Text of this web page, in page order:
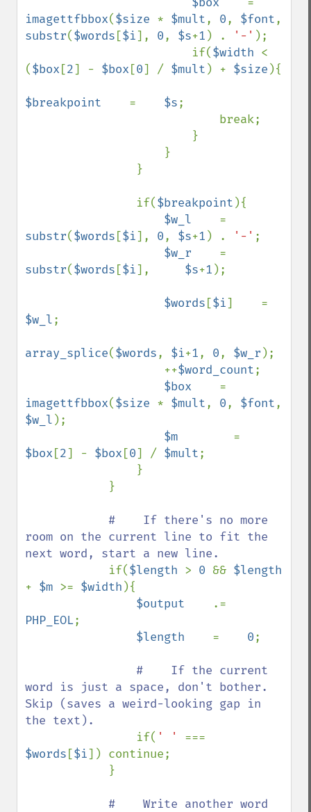
imagettfbbox($size * $mult, 0, $font
substr($words [$i], 0, $s+1 ) . '-' );
                        if(
$width <
($box [2] - $box [0] / $mult ) + $size ){
$breakpoint = $s;
                if(
$breakpoint ){
$w_l
substr($words [$i], 0, $s+1 ) . '-' ;
$w_r
substr($words [$i], $s+1 );
$words [$i
$w_l;
array_splice($words, $i+1, 0, $w_r );
                    ++
$word_count;
$box
imagettfbbox($size * $mult, 0, $font
$w_l );
$m
$box [2] - $box [0] / $mult;
#    If there's no more
room on the current line to fit the
next word, start a new line.
if($length > 0 &&
+ $m >= $width ){
$output
PHP_EOL;
$length = 0;
#    If the current
word is just a space, don't bother.
Skip (saves a weird-looking gap in
the text).
if( ' '
$words [$i]) continue;
#    Write another word